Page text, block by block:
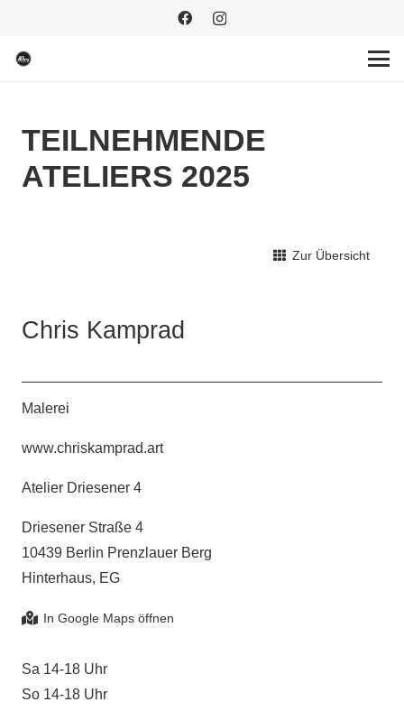
TEILNEHMENDE
ATELIERS 2025
Zur Übersicht
Chris Kamprad
Malerei
www.chriskamprad.art
Atelier Driesener 4
Driesener Straße 4
10439 Berlin Prenzlauer Berg
Hinterhaus, EG
Sa 14-18 Uhr
So 14-18 Uhr